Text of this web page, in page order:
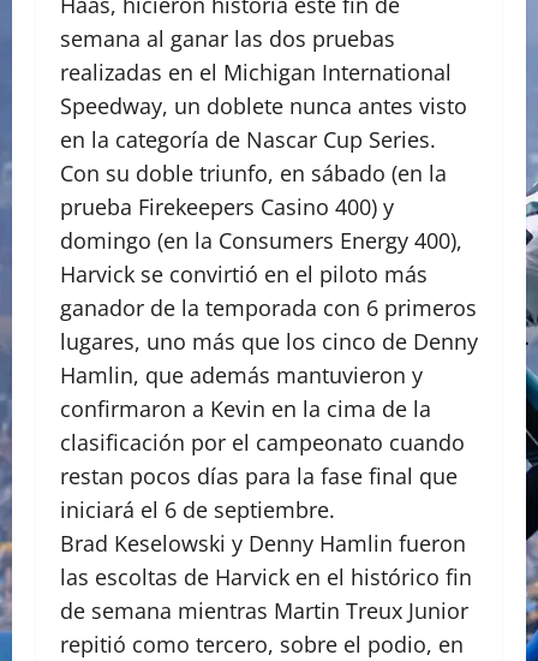
semana al ganar las dos pruebas
realizadas en el Michigan International
Speedway, un doblete nunca antes visto
en la categoría de Nascar Cup Series.
Con su doble triunfo, en sábado (en la
prueba Firekeepers Casino 400) y
domingo (en la Consumers Energy 400),
Harvick se convirtió en el piloto más
ganador de la temporada con 6 primeros
lugares, uno más que los cinco de Denny
Hamlin, que además mantuvieron y
confirmaron a Kevin en la cima de la
clasificación por el campeonato cuando
restan pocos días para la fase final que
iniciará el 6 de septiembre.
Brad Keselowski y Denny Hamlin fueron
las escoltas de Harvick en el histórico fin
de semana mientras Martin Treux Junior
repitió como tercero, sobre el podio, en